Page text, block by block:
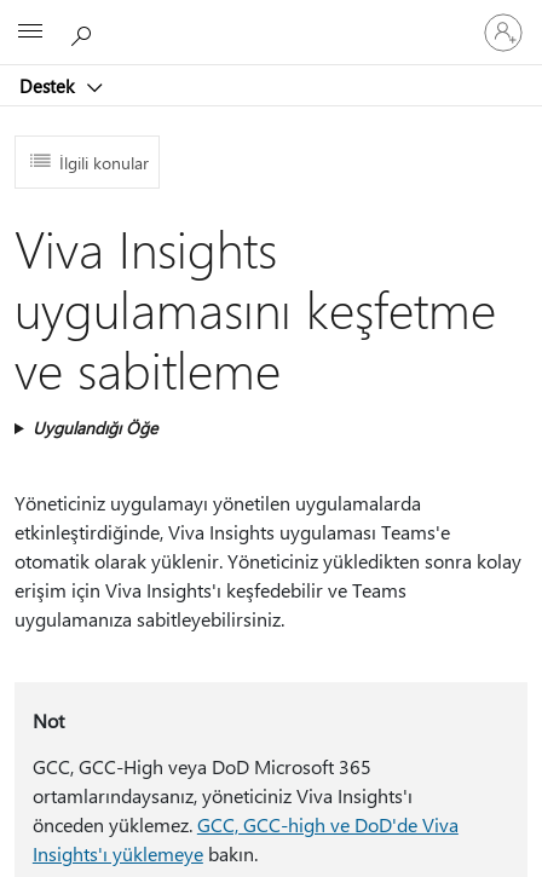
Destek
oturum
açın
İlgili konular
Viva Insights
uygulamasını keşfetme
ve sabitleme
Uygulandığı Öğe
Yöneticiniz uygulamayı yönetilen uygulamalarda
etkinleştirdiğinde, Viva Insights uygulaması Teams'e
otomatik olarak yüklenir. Yöneticiniz yükledikten sonra kolay
erişim için Viva Insights'ı keşfedebilir ve Teams
uygulamanıza sabitleyebilirsiniz.
Not
GCC, GCC-High veya DoD Microsoft 365
ortamlarındaysanız, yöneticiniz Viva Insights'ı
önceden yüklemez.GCC, GCC-high ve DoD'de Viva
Insights'ı yüklemeyebakın.